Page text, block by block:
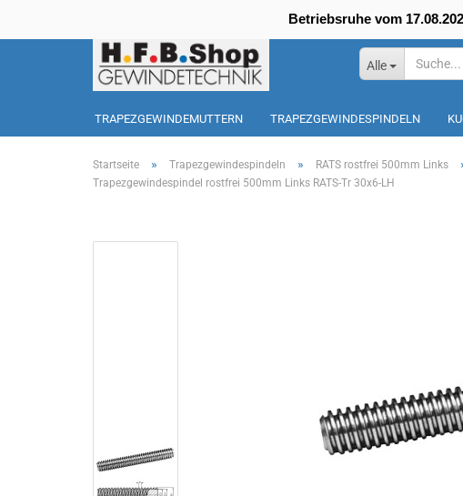
Alle
Betriebsruhe vom
TRAPEZGEWINDEMUTTERN TRAPEZGEWINDESPINDELN
Startseite » Trapezgewindespindeln » RATS rostfrei 500mm Links
Trapezgewindespindel rostfrei 500mm Links RATS-Tr 30x6-LH